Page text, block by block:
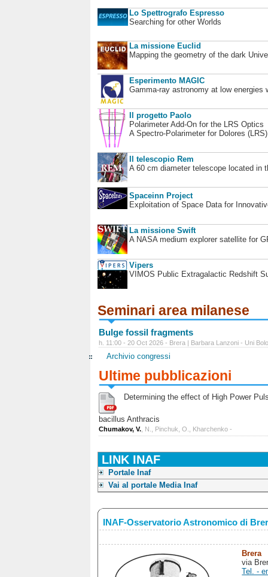
Lo Spettrografo Espresso
Searching for other Worlds
La missione Euclid
Mapping the geometry of the dark
Esperimento MAGIC
Gamma-ray astronomy at low energies
Il progetto Paolo
Polarimeter Add-On for the LRS Optics
A Spectro-Polarimeter for Dolores
Il telescopio Rem
A 60 cm diameter telescope located in
Spaceinn Project
Exploitation of Space Data for
La missione Swift
A NASA medium explorer satellite for
Vipers
VIMOS Public Extragalactic Redshift
Seminari area milanese
Bulge fossil fragments
h. 11:00 - 20 Oct 2026 - Brera | Barbara Lanzoni - Uni
Archivio congressi
Ultime pubblicazioni
Determining the effect of High Power
bacillus Anthracis
Chumakov, V. , N., Pinchuk, O., Kharchenko -
LINK INAF
Portale Inaf
Vai al portale Media Inaf
INAF-Osservatorio Astronomico di
Brera
via
Tel. -